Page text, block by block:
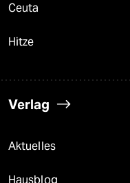
Ceuta
Hitze
Verlag
Aktuelles
Hausblog